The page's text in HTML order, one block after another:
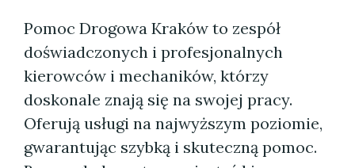
Pomoc Drogowa Kraków to zespół
doświadczonych i profesjonalnych
kierowców i mechaników, którzy
doskonale znają się na swojej pracy.
Oferują usługi na najwyższym poziomie,
gwarantując szybką i skuteczną pomoc.